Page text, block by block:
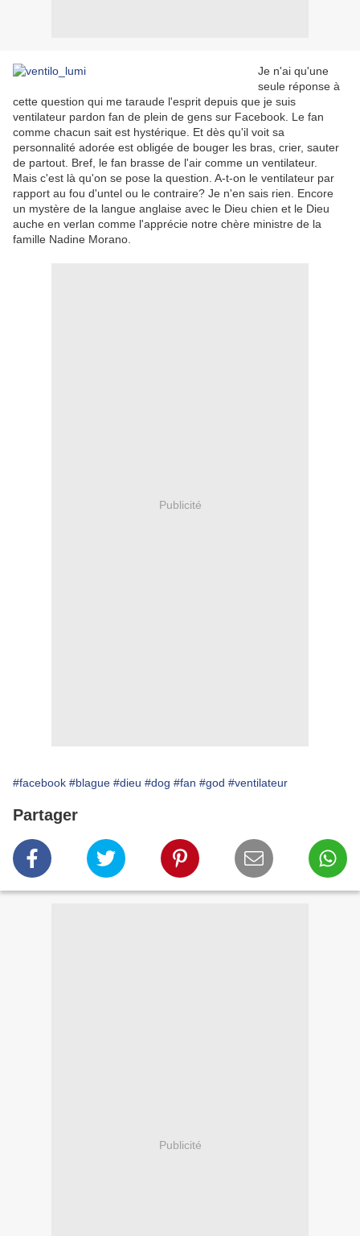
Je n'ai qu'une
seule réponse à
cette question qui me taraude l'esprit depuis que je suis
ventilateur pardon fan de plein de gens sur Facebook. Le fan
comme chacun sait est hystérique. Et dès qu'il voit sa
personnalité adorée est obligée de bouger les bras, crier, sauter
de partout. Bref, le fan brasse de l'air comme un ventilateur.
Mais c'est là qu'on se pose la question. A-t-on le ventilateur par
rapport au fou d'untel ou le contraire? Je n'en sais rien. Encore
un mystère de la langue anglaise avec le Dieu chien et le Dieu
auche en verlan comme l'apprécie notre chère ministre de la
famille Nadine Morano.
Publicité
#facebook #blague #dieu #dog #fan #god #ventilateur
Partager
Publicité